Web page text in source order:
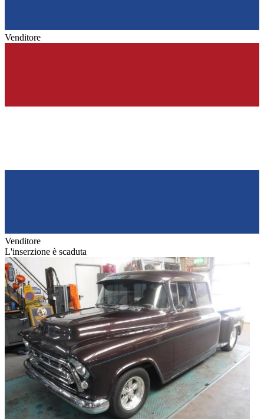
Venditore
Venditore
L'inserzione è scaduta